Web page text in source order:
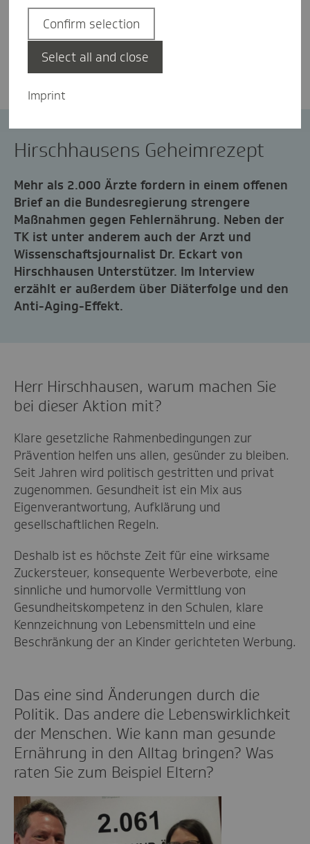
Nicole Ramcke
Hirschhausens Geheimrezept
Mehr als 2.000 Ärzte fordern in einem offenen
Brief an die Bundesregierung strengere
Maßnahmen gegen Fehlernährung. Neben der
TK ist unter anderem auch der Arzt und
Wissenschaftsjournalist Dr. Eckart von
Hirschhausen Unterstützer. Im Interview
erzählt er außerdem über Diäterfolge und den
Anti-Aging-Effekt.
Herr Hirschhausen, warum machen Sie
bei dieser Aktion mit?
Klare gesetzliche Rahmenbedingungen zur
Prävention helfen uns allen, gesünder zu bleiben.
Seit Jahren wird politisch gestritten und privat
zugenommen. Gesundheit ist ein Mix aus
Eigenverantwortung, Aufklärung und
gesellschaftlichen Regeln.
Deshalb ist es höchste Zeit für eine wirksame
Zuckersteuer, konsequente Werbeverbote, eine
sinnliche und humorvolle Vermittlung von
Gesundheitskompetenz in den Schulen, klare
Kennzeichnung von Lebensmitteln und eine
Beschränkung der an Kinder gerichteten Werbung.
Das eine sind Änderungen durch die
Politik. Das andere die Lebenswirklichkeit
der Menschen. Wie kann man gesunde
Ernährung in den Alltag bringen? Was
raten Sie zum Beispiel Eltern?
Imprint
Confirm selection
Select all and close